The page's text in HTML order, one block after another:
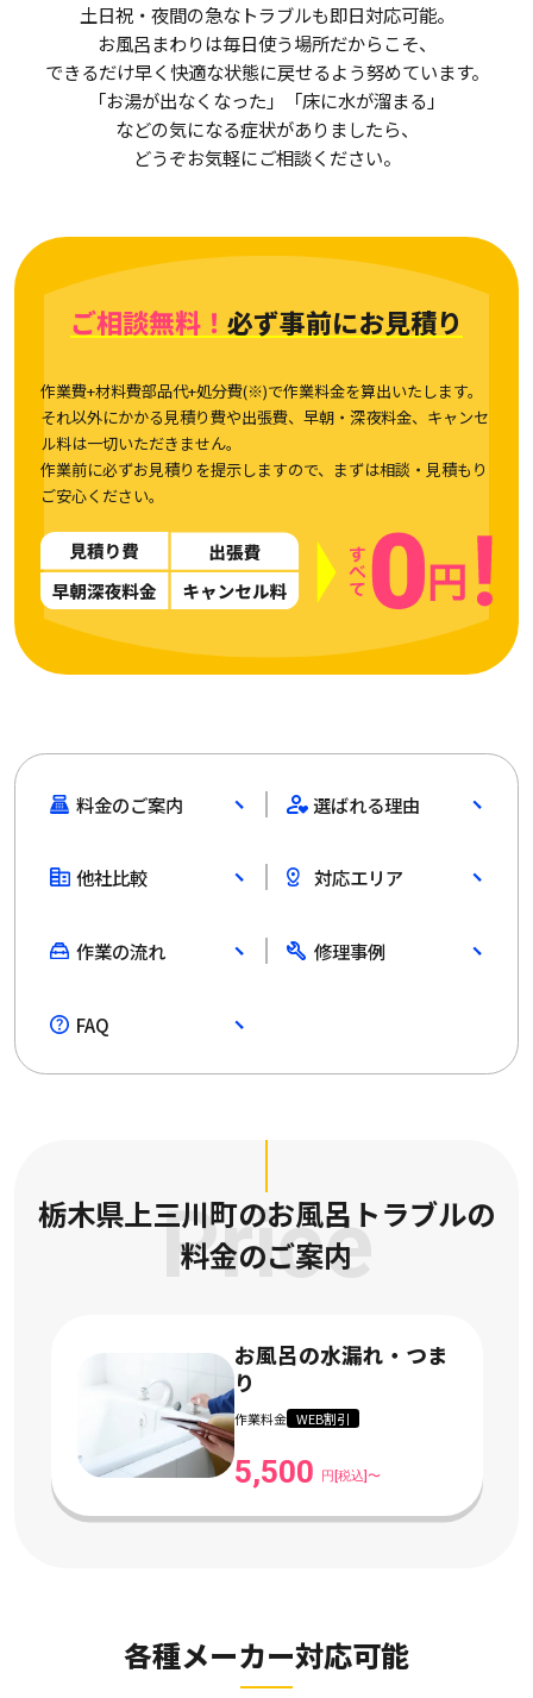
土日祝・夜間の急なトラブルも即日対応可能。
お風呂まわりは毎日使う場所だからこそ、
できるだけ早く快適な状態に戻せるよう努めています。
「お湯が出なくなった」「床に水が溜まる」
などの気になる症状がありましたら、
どうぞお気軽にご相談ください。
ご相談無料！ 必ず事前にお見積り
作業費+材料費部品代+処分費(※)で作業料金を算出いたします。
それ以外にかかる見積り費や出張費、早朝・深夜料金、キャンセ
ル料は一切いただきません。
作業前に必ずお見積りを提示しますので、まずは相談・見積もり
ご安心ください。
料金のご案内 選ばれる理由
他社比較 対応エリア
作業の流れ 修理事例
FAQ
Price
栃木県上三川町のお風呂トラブルの
料金のご案内
お風呂の水漏れ・つま
り
作業料金 WEB割引
5,500 円[税込]〜
各種メーカー対応可能